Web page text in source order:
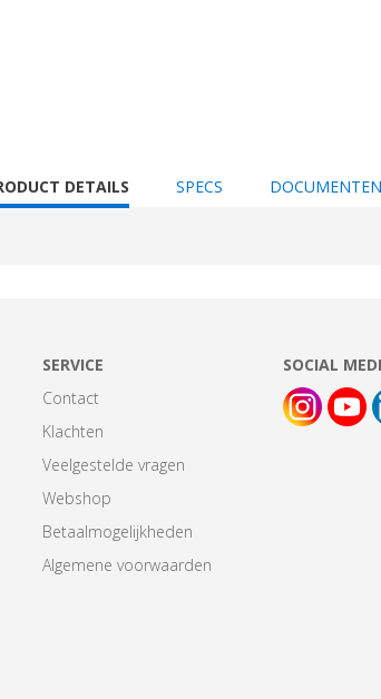
DETAILS SPECS DOCUMENTEN
SERVICE
Contact
Klachten
Veelgestelde vragen
Webshop
Betaalmogelijkheden
Algemene voorwaarden
SOCIAL